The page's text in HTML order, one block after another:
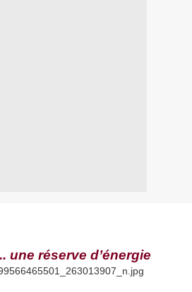
une réserve d’énergie